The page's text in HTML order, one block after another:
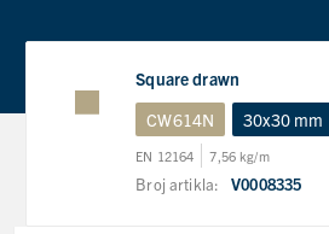
Square drawn
CW614N
30x30 mm
EN 12164 7,56 kg/m
Broj artikla: V0008335